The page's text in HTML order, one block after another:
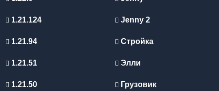
1.21.124
1.21.94
1.21.51
1.21.50
Jenny 2
Стройка
Элли
Грузовик